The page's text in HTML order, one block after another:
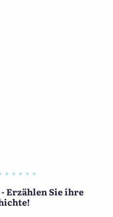
Erzählen Sie ihre